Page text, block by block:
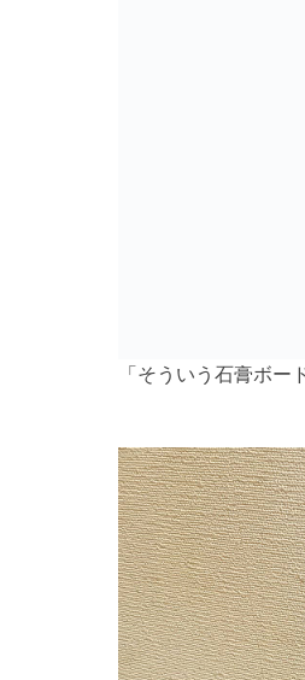
「そういう石膏ボ